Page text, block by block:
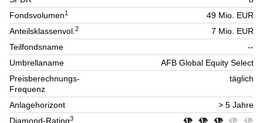
Fondsvolumen1
49 Mio. EUR
Anteilsklassenvol.2
7 Mio. EUR
Teilfondsname
--
Umbrellaname
AFB Global Equity Select
Preisberechnungs-
Frequenz
täglich
Anlagehorizont
> 5 Jahre
Diamond-Rating3